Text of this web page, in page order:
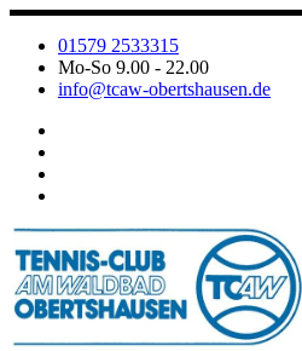
Zum
Inhalt
springen
01579 2533315
Mo-So 9.00 - 22.00
info@tcaw-obertshausen.de